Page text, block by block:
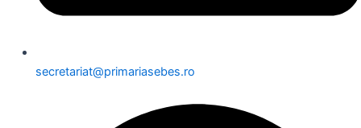
secretariat@primariasebes.ro